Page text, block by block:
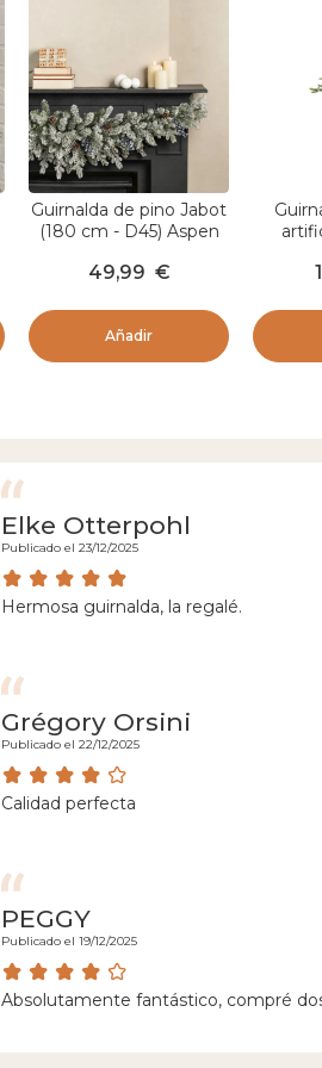
Guirnalda de pino Jabot
(180 cm - D45) Aspen
49,99 €
Añadir
Elke Otterpohl
Publicado el 23/12/2025
Hermosa guirnalda, la regalé.
Grégory Orsini
Publicado el 22/12/2025
Calidad perfecta
PEGGY
Publicado el 19/12/2025
Absolutamente fantástico, compré